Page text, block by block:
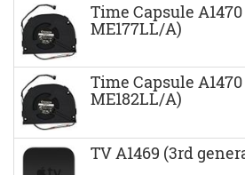
Time Capsule A1470
ME177LL/A)
Time Capsule A1470
ME182LL/A)
TV A1469 (3rd